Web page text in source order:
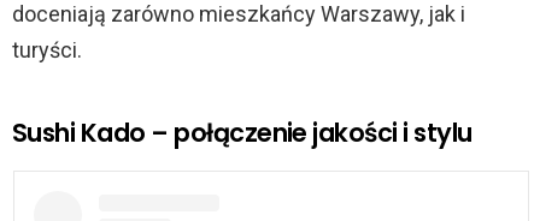
doceniają zarówno mieszkańcy Warszawy, jak i
turyści.
Sushi Kado – połączenie jakości i stylu